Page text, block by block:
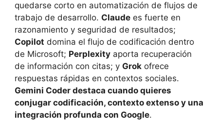
quedarse corto en automatización de flujos de
trabajo de desarrollo. Claude es fuerte en
razonamiento y seguridad de resultados;
Copilot domina el flujo de codificación dentro
de Microsoft; Perplexity aporta recuperación
de información con citas; y Grok ofrece
respuestas rápidas en contextos sociales.
Gemini Coder destaca cuando quieres
conjugar codificación, contexto extenso y una
integración profunda con Google.